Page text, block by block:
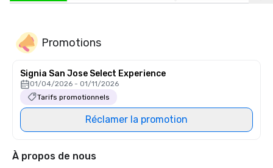
Promotions
Signia San Jose Select Experience
01/04/2026 - 01/11/2026
Tarifs promotionnels
Réclamer la promotion
À propos de nous